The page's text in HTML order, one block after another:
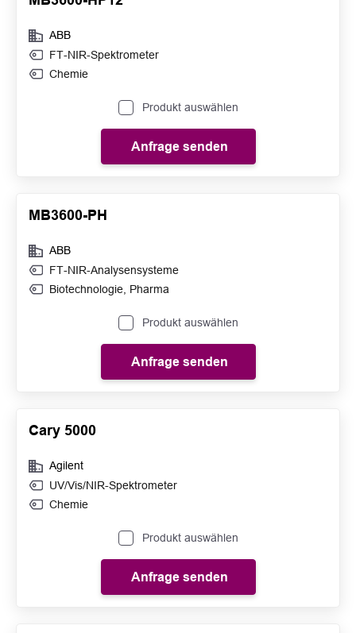
ABB
FT-NIR-Spektrometer
Chemie
Produkt auswählen
Anfrage senden
MB3600-PH
ABB
FT-NIR-Analysensysteme
Biotechnologie Pharma
Produkt auswählen
Anfrage senden
Cary 5000
Agilent
UV/Vis/NIR-Spektrometer
Chemie
Produkt auswählen
Anfrage senden